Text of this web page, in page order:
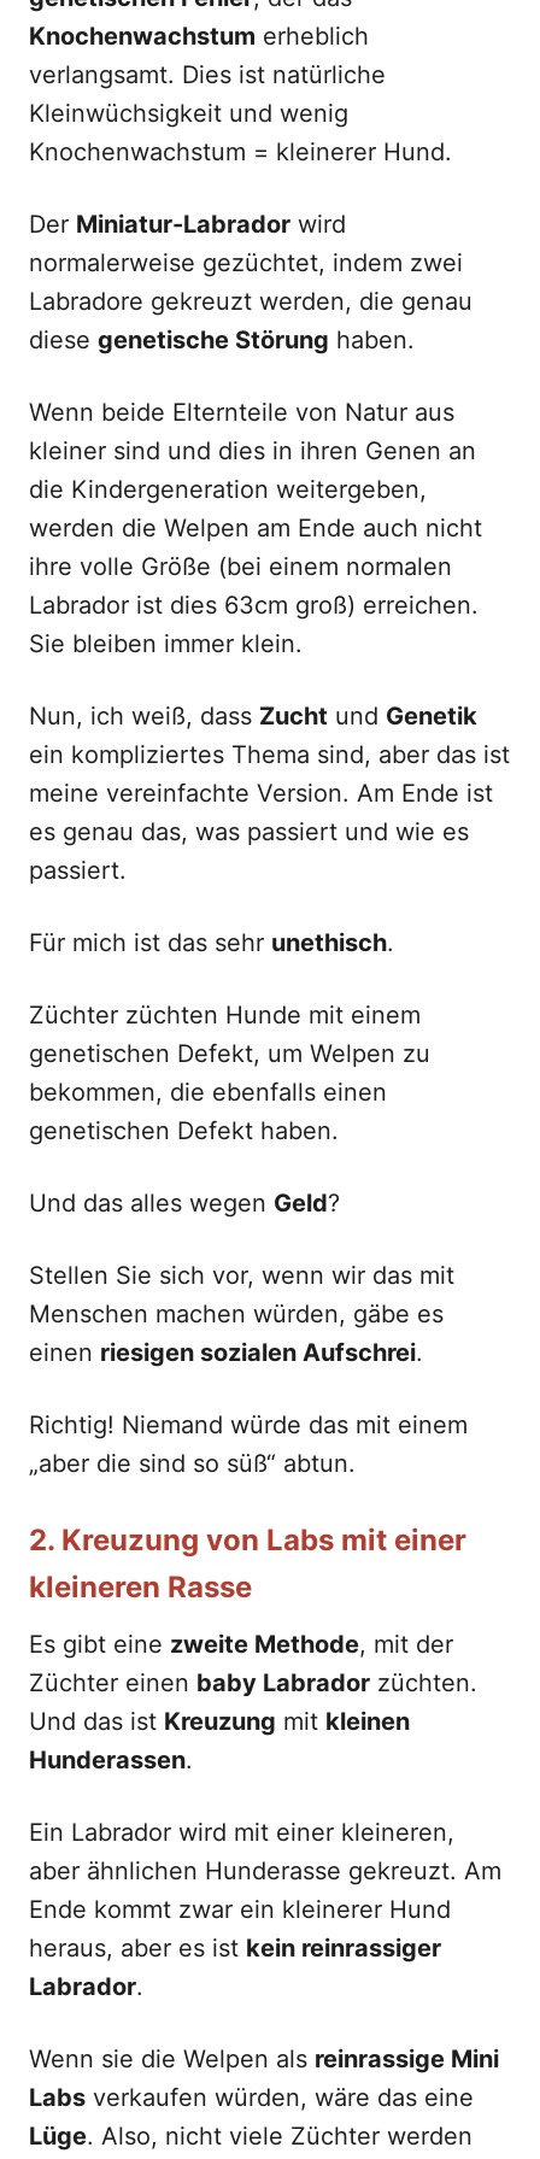
Knochenwachstum erheblich
verlangsamt. Dies ist natürliche
Kleinwüchsigkeit und wenig
Knochenwachstum = kleinerer Hund.
Der Miniatur-Labrador wird
normalerweise gezüchtet, indem zwei
Labradore gekreuzt werden, die genau
diese genetische Störung haben.
Wenn beide Elternteile von Natur aus
kleiner sind und dies in ihren Genen an
die Kindergeneration weitergeben,
werden die Welpen am Ende auch nicht
ihre volle Größe (bei einem normalen
Labrador ist dies 63cm groß) erreichen.
Sie bleiben immer klein.
Nun, ich weiß, dass Zucht und Genetik
ein kompliziertes Thema sind, aber das ist
meine vereinfachte Version. Am Ende ist
es genau das, was passiert und wie es
passiert.
Für mich ist das sehr unethisch.
Züchter züchten Hunde mit einem
genetischen Defekt, um Welpen zu
bekommen, die ebenfalls einen
genetischen Defekt haben.
Und das alles wegen Geld?
Stellen Sie sich vor, wenn wir das mit
Menschen machen würden, gäbe es
einen riesigen sozialen Aufschrei.
Richtig! Niemand würde das mit einem
„aber die sind so süß“ abtun.
2. Kreuzung von Labs mit einer
kleineren Rasse
Es gibt eine zweite Methode, mit der
Züchter einen baby Labrador züchten.
Und das ist Kreuzung mit kleinen
Hunderassen.
Ein Labrador wird mit einer kleineren,
aber ähnlichen Hunderasse gekreuzt. Am
Ende kommt zwar ein kleinerer Hund
heraus, aber es ist kein reinrassiger
Labrador.
Wenn sie die Welpen als reinrassige Mini
Labs verkaufen würden, wäre das eine
Lüge. Also, nicht viele Züchter werden